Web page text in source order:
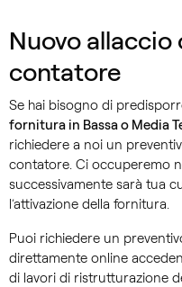
Nuovo
contatore
Se hai bisogno di
fornitura in Bassa o Media
richiedere a noi un
contatore. Ci occuperemo
successivamente sarà tua
l’attivazione della fornitura.
Puoi richiedere un
direttamente online
di lavori di ristrutturazione